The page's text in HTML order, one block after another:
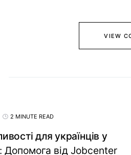
VIEW
2 MINUTE READ
для українців у
Допомога від Jobcenter